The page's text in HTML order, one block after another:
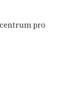
centrum pro